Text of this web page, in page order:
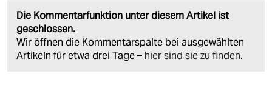
Die Kommentarfunktion unter diesem Artikel ist
geschlossen.
Wir öffnen die Kommentarspalte bei ausgewählten
Artikeln für etwa drei Tage – hier sind sie zu finden.